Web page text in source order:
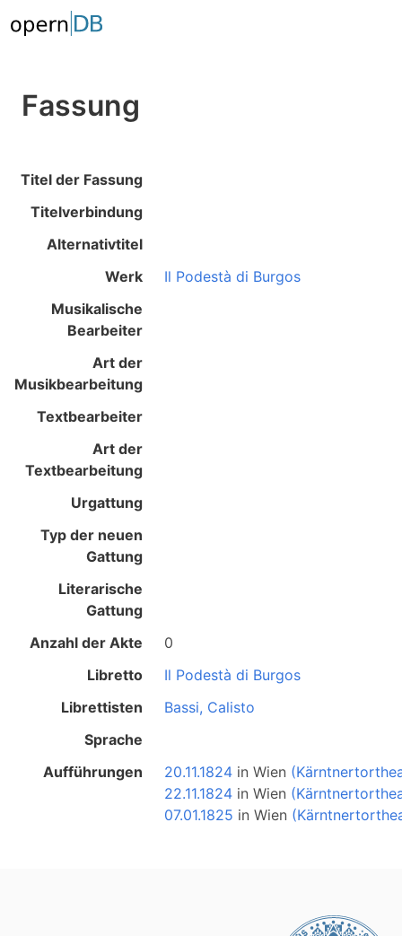
Fassung
Titel der Fassung
Titelverbindung
Alternativtitel
Werk
Il Podestà di Burgos
Musikalische
Bearbeiter
Art der
Musikbearbeitung
Textbearbeiter
Art der
Textbearbeitung
Urgattung
Typ der neuen
Gattung
Literarische
Gattung
Anzahl der Akte
0
Libretto
Il Podestà di Burgos
Librettisten
Bassi, Calisto
Sprache
Aufführungen
20.11.1824 inWien
22.11.1824 inWien
07.01.1825 inWien